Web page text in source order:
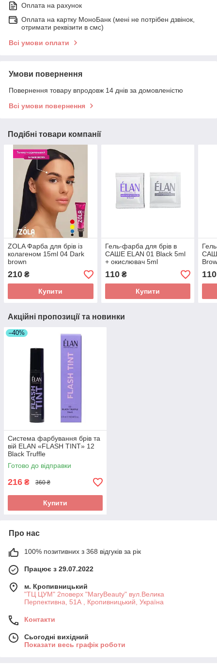
Оплата на рахунок
Оплата на картку МоноБанк (мені не потрібен дзвінок,
отримати реквізити в смс)
Всі умови оплати
Умови повернення
Повернення товару впродовж 14 днів за домовленістю
Всі умови повернення
Подібні товари компанії
ZOLA Фарба для брів із
колагеном 15ml 04 Dark
brown
210 ₴
Купити
Гель-фарба для брів в
САШЕ ELAN 01 Black 5ml
+ окислювач 5ml
110₴
Купити
5ml
110
Акційні пропозиції та новинки
–40%
Cистема фарбування брів та
вій ELAN «FLASH TINT» 12
Black Truffle
Готово до відправки
216 ₴ 360 ₴
Купити
Про нас
100% позитивних з 368 відгуків за рік
Працює з 29.07.2022
м. Кропивницький
"ТЦ ЦУМ" 2поверх "MaryBeauty" вул.Велика
Перпективна, 51А , Кропивницький, Україна
Контакти
Сьогодні вихідний
Показати весь графік роботи